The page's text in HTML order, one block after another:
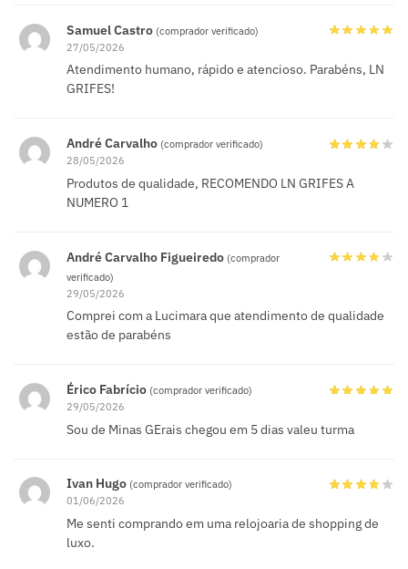
Samuel Castro (comprador verificado)
27/05/2026
Atendimento humano, rápido e atencioso. Parabéns, LN
GRIFES!
André Carvalho (comprador verificado)
28/05/2026
Produtos de qualidade, RECOMENDO LN GRIFES A
NUMERO 1
André Carvalho Figueiredo (comprador
verificado)
29/05/2026
Comprei com a Lucimara que atendimento de qualidade
estão de parabéns
Érico Fabrício (comprador verificado)
29/05/2026
Sou de Minas GErais chegou em 5 dias valeu turma
Ivan Hugo (comprador verificado)
01/06/2026
Me senti comprando em uma relojoaria de shopping de
luxo.